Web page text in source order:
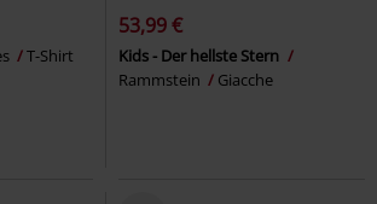
T-Shirt
53,99 €
Kids - Der hellste Stern
Rammstein
Giacche